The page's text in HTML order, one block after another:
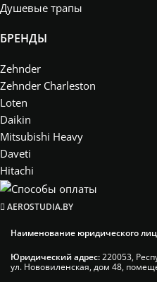
Душевые трапы
БРЕНДЫ
Zehnder
Zehnder Charleston
Loten
Daikin
Mitsubishi Heavy
Daveti
Hitachi
AEROSTUDIA.BY
Наименование юридического
Юридический адрес:220053,
ул. Нововиленская, дом 48,